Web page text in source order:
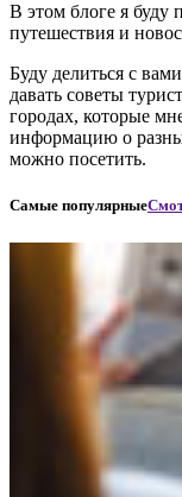
В этом блоге я буду
путешествия и
Буду делиться с
давать советы
городах, которые
информацию о
можно посетить.
Самые популярные